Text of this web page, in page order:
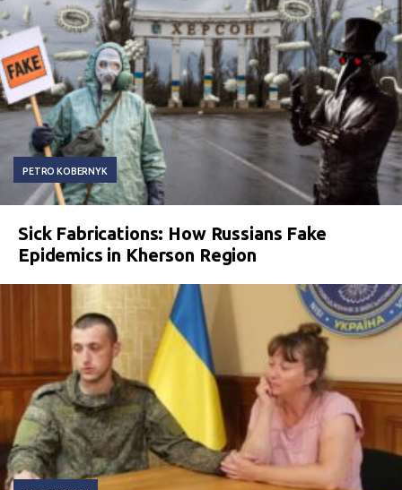
PETRO KOBERNYK
Sick Fabrications: How Russians Fake
Epidemics in Kherson Region